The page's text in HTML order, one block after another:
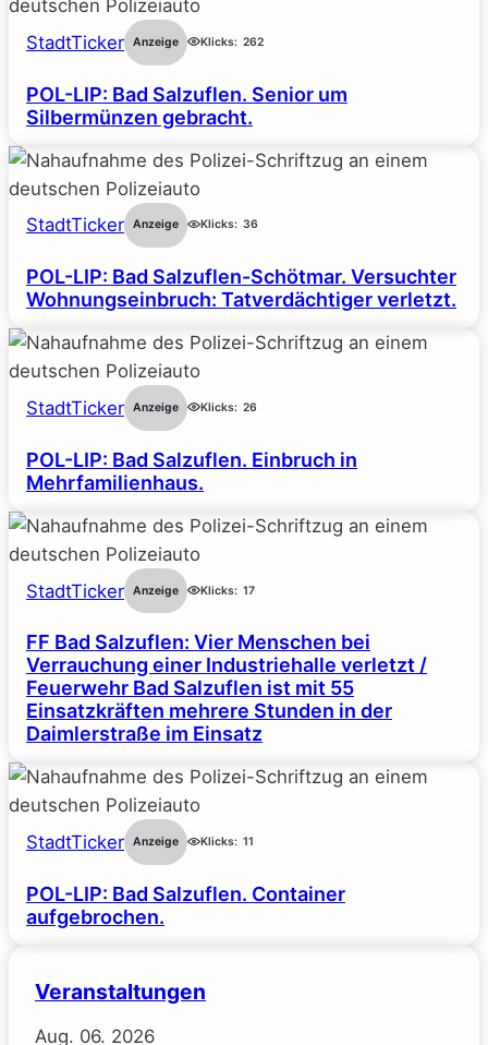
StadtTicker Anzeige Klicks: 262
POL-LIP: Bad Salzuflen. Senior um
Silbermünzen gebracht.
StadtTicker Anzeige Klicks: 36
POL-LIP: Bad Salzuflen-Schötmar. Versuchter
Wohnungseinbruch: Tatverdächtiger verletzt.
StadtTicker Anzeige Klicks: 26
POL-LIP: Bad Salzuflen. Einbruch in
Mehrfamilienhaus.
StadtTicker Anzeige Klicks: 17
FF Bad Salzuflen: Vier Menschen bei
Verrauchung einer Industriehalle verletzt /
Feuerwehr Bad Salzuflen ist mit 55
Einsatzkräften mehrere Stunden in der
Daimlerstraße im Einsatz
StadtTicker Anzeige Klicks: 11
POL-LIP: Bad Salzuflen. Container
aufgebrochen.
Veranstaltungen
Aug. 06. 2026